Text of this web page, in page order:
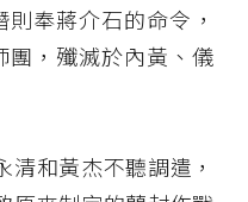
奉蔣介石的命令，
團，殲滅於內黃、儀
和黃杰不聽調遣，